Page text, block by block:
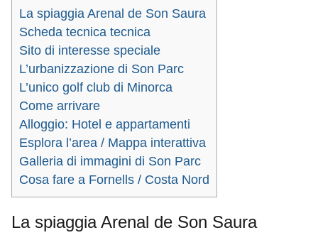
La spiaggia Arenal de Son Saura
Scheda tecnica tecnica
Sito di interesse speciale
L’urbanizzazione di Son Parc
L’unico golf club di Minorca
Come arrivare
Alloggio: Hotel e appartamenti
Esplora l’area / Mappa interattiva
Galleria di immagini di Son Parc
Cosa fare a Fornells / Costa Nord
La spiaggia Arenal de Son Saura